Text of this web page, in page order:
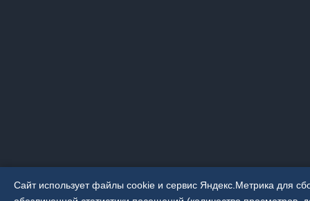
Сайт использует файлы cookie и сервис Яндекс.Метрика для